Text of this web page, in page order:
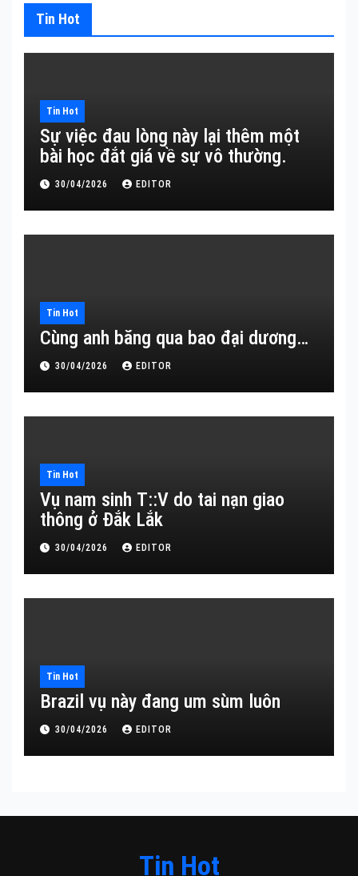
Tin Hot
Tin Hot
Sự việc đau lòng này lại thêm một
bài học đắt giá về sự vô thường.
30/04/2026 EDITOR
Tin Hot
Cùng anh băng qua bao đại dương…
30/04/2026 EDITOR
Tin Hot
Vụ nam sinh T::V do tai nạn giao
thông ở Đắk Lắk
30/04/2026 EDITOR
Tin Hot
Brazil vụ này đang um sùm luôn
30/04/2026 EDITOR
Tin Hot